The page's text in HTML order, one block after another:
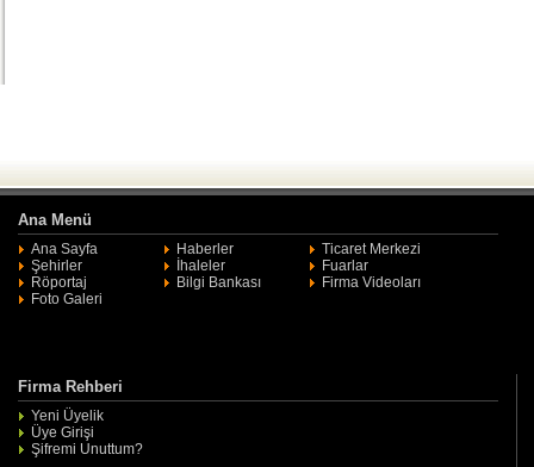
Ana Menü
Ana Sayfa Haberler
Ticaret Merkezi
Şehirler
İhaleler
Fuarlar
Röportaj
Bilgi Bankası
Firma Videoları
Foto Galeri
Firma Rehberi
Yeni Üyelik
Üye Girişi
Şifremi Unuttum?